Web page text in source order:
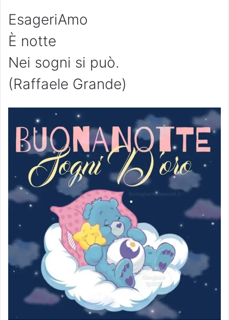
EsageriAmo
È notte
Nei sogni si può.
(Raffaele Grande)